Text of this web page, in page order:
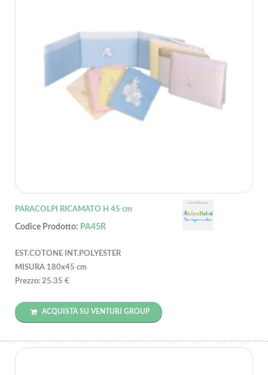
PARACOLPI RICAMATO H 45 cm
Codice Prodotto: PA45R
EST.COTONE INT.POLYESTER
MISURA 180x45 cm
Prezzo: 25.35 €
ACQUISTA SU VENTURI GROUP